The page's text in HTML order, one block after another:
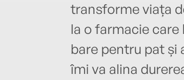
transforme viața
la o farmacie
bare pentru pat și
îmi va alina